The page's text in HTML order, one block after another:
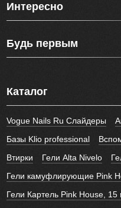
Интересно
Будь первым
Каталог
Vogue Nails Ru Слайдеры
Базы Klio professional
Втирки
Гели Alta Nivelo
Гели камуфлирующие Pink
Гели Картель Pink House, 15